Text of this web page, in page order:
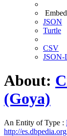
JSON
Turtle
CSV
JSON-
About:
(Goya)
An Entity of Type :
http://es.dbpedia.org